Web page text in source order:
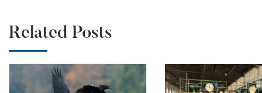
Related Posts